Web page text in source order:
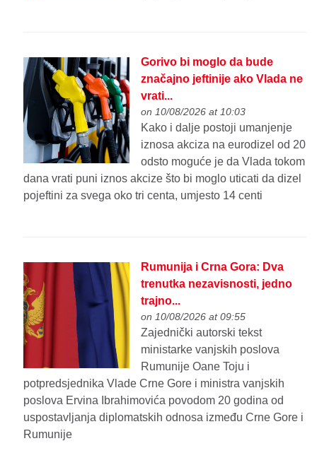
Gorivo bi moglo da bude
značajno jeftinije ako Vlada ne
vrati...
on 10/08/2026 at 10:03
Kako i dalje postoji umanjenje
iznosa akciza na eurodizel od 20
odsto moguće je da Vlada tokom
dana vrati puni iznos akcize što bi moglo uticati da dizel
pojeftini za svega oko tri centa, umjesto 14 centi
Rumunija i Crna Gora: Dva
trenutka nezavisnosti, jedno
trajno...
on 10/08/2026 at 09:55
Zajednički autorski tekst
ministarke vanjskih poslova
Rumunije Oane Toju i
potpredsjednika Vlade Crne Gore i ministra vanjskih
poslova Ervina Ibrahimovića povodom 20 godina od
uspostavljanja diplomatskih odnosa između Crne Gore i
Rumunije